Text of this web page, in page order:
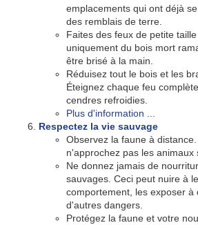
emplacements qui ont déjà
des remblais de terre.
Faites des feux de petite
uniquement du bois mort
être brisé à la main.
Réduisez tout le bois et les
Éteignez chaque feu
cendres refroidies.
Plus d'information ...
Respectez la vie sauvage
Observez la faune à
n'approchez pas les animaux
Ne donnez jamais de
sauvages. Ceci peut nuire à
comportement, les exposer à
d'autres dangers.
Protégez la faune et votre